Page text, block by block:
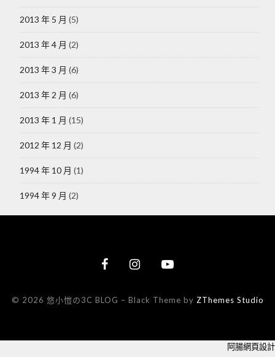
2013 年 5 月 (5)
2013 年 4 月 (2)
2013 年 3 月 (6)
2013 年 2 月 (6)
2013 年 1 月 (15)
2012 年 12 月 (2)
1994 年 10 月 (1)
1994 年 9 月 (2)
© 2026 悠小愷の3C BLOG – Black Theme by ZThemes Studio
阿腸網頁設計